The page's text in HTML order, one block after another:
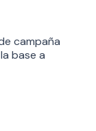
campaña
base a